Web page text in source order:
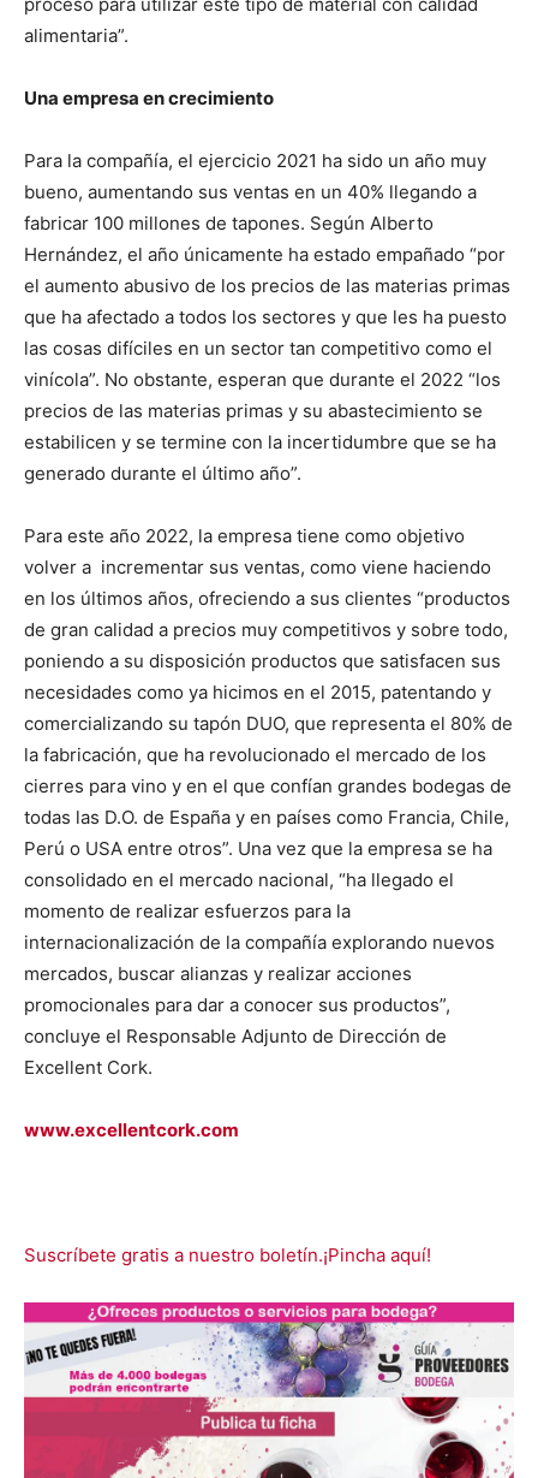
alimentaria”.
Una empresa en crecimiento
Para la compañía, el ejercicio 2021 ha sido un año muy
bueno, aumentando sus ventas en un 40% llegando a
fabricar 100 millones de tapones. Según Alberto
Hernández, el año únicamente ha estado empañado “por
el aumento abusivo de los precios de las materias primas
que ha afectado a todos los sectores y que les ha puesto
las cosas difíciles en un sector tan competitivo como el
vinícola”. No obstante, esperan que durante el 2022 “los
precios de las materias primas y su abastecimiento se
estabilicen y se termine con la incertidumbre que se ha
generado durante el último año”.
Para este año 2022, la empresa tiene como objetivo
volver a incrementar sus ventas, como viene haciendo
en los últimos años, ofreciendo a sus clientes “productos
de gran calidad a precios muy competitivos y sobre todo,
poniendo a su disposición productos que satisfacen sus
necesidades como ya hicimos en el 2015, patentando y
comercializando su tapón DUO, que representa el 80% de
la fabricación, que ha revolucionado el mercado de los
cierres para vino y en el que confían grandes bodegas de
todas las D.O. de España y en países como Francia, Chile,
Perú o USA entre otros”. Una vez que la empresa se ha
consolidado en el mercado nacional, “ha llegado el
momento de realizar esfuerzos para la
internacionalización de la compañía explorando nuevos
mercados, buscar alianzas y realizar acciones
promocionales para dar a conocer sus productos”,
concluye el Responsable Adjunto de Dirección de
Excellent Cork.
www.excellentcork.com
Suscríbete gratis a nuestro boletín.¡Pincha aquí!